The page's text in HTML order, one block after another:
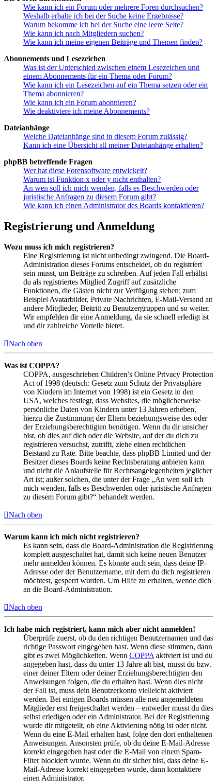
Wie kann ich ein Forum oder mehrere Foren durchsuchen?
Weshalb erhalte ich bei der Suche keine Ergebnisse?
Warum bekomme ich bei der Suche eine leere Seite?
Wie kann ich nach Mitgliedern suchen?
Wie kann ich meine eigenen Beiträge und Themen finden?
Abonnements und Lesezeichen
Was ist der Unterschied zwischen einem Lesezeichen und
einem Abonnements für ein Thema oder Forum?
Wie kann ich ein Lesezeichen auf ein Thema setzen oder ein
Thema abonnieren?
Wie kann ich ein Forum abonnieren?
Wie deaktiviere ich meine Abonnements?
Dateianhänge
Welche Dateianhänge sind in diesem Forum zulässig?
Kann ich eine Übersicht all meiner Dateianhänge erhalten?
phpBB betreffende Fragen
Wer hat diese Forensoftware entwickelt?
Warum ist Funktion x oder y nicht enthalten?
An wen soll ich mich wenden, falls es Beschwerden oder
juristische Anfragen zu diesem Forum gibt?
Wie kann ich einen Administrator des Boards kontaktieren?
Registrierung und Anmeldung
Wozu muss ich mich registrieren?
Eine Registrierung ist nicht unbedingt zwingend. Die Board-
Administration dieses Forums entscheidet, ob du registriert
sein musst, um Beiträge zu schreiben. Auf jeden Fall erhältst
du als registriertes Mitglied Zugriff auf zusätzliche
Funktionen, die Gästen nicht zur Verfügung stehen: zum
Beispiel Avatarbilder, Private Nachrichten, E-Mail-Versand an
andere Mitglieder, Beitritt zu Benutzergruppen und so weiter.
Wir empfehlen dir eine Anmeldung, da sie schnell erledigt ist
und dir zahlreiche Vorteile bietet.
Nach oben
Was ist COPPA?
COPPA, ausgeschrieben Children’s Online Privacy Protection
Act of 1998 (deutsch: Gesetz zum Schutz der Privatsphäre
von Kindern im Internet von 1998) ist ein Gesetz in den
USA, welches festlegt, dass Websites, die möglicherweise
persönliche Daten von Kindern unter 13 Jahren erheben,
hierzu die Zustimmung der Eltern beziehungsweise des oder
der Erziehungsberechtigten benötigen. Wenn du dir unsicher
bist, ob dies auf dich oder die Website, auf der du dich zu
registrieren versuchst, zutrifft, ziehe einen rechtlichen
Beistand zu Rate. Bitte beachte, dass phpBB Limited und der
Besitzer dieses Boards keine Rechtsberatung anbieten kann
und nicht die Anlaufstelle für Rechtsangelegenheiten jeglicher
Art ist; außer solchen, die unter der Frage „An wen soll ich
mich wenden, falls es Beschwerden oder juristische Anfragen
zu diesem Forum gibt?“ behandelt werden.
Nach oben
Warum kann ich mich nicht registrieren?
Es kann sein, dass die Board-Administration die Registrierung
komplett ausgeschaltet hat, damit sich keine neuen Benutzer
mehr anmelden können. Es könnte auch sein, dass deine IP-
Adresse oder der Benutzername, mit dem du dich registrieren
möchtest, gesperrt wurden. Um Hilfe zu erhalten, wende dich
an die Board-Administration.
Nach oben
Ich habe mich registriert, kann mich aber nicht anmelden!
Überprüfe zuerst, ob du den richtigen Benutzernamen und das
richtige Passwort eingegeben hast. Wenn diese stimmen, dann
gibt es zwei Möglichkeiten. Wenn COPPA aktiviert ist und du
angegeben hast, dass du unter 13 Jahre alt bist, musst du bzw.
einer deiner Eltern oder deiner Erziehungsberechtigten den
Anweisungen folgen, die du erhalten hast. Wenn dies nicht
der Fall ist, muss dein Benutzerkonto vielleicht aktiviert
werden. Bei einigen Boards müssen alle neu angemeldeten
Mitglieder erst freigeschaltet werden – entweder musst du dies
selbst erledigen oder ein Administrator. Bei der Registrierung
wurde dir mitgeteilt, ob eine Aktivierung nötig ist oder nicht.
Wenn du eine E-Mail erhalten hast, folge den dort enthaltenen
Anweisungen. Ansonsten prüfe, ob du deine E-Mail-Adresse
korrekt eingegeben hast oder die E-Mail von einem Spam-
Filter blockiert wurde. Wenn du dir sicher bist, dass deine E-
Mail-Adresse korrekt eingegeben wurde, dann kontaktiere
einen Administrator.